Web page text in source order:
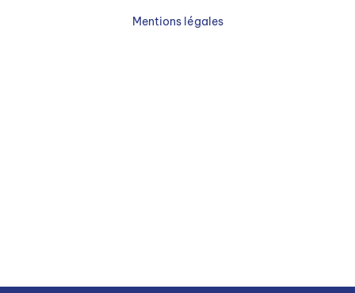
Mentions légales